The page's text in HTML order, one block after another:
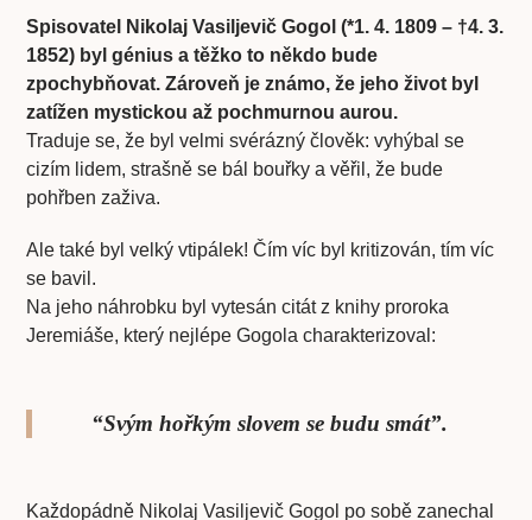
Spisovatel Nikolaj Vasiljevič Gogol (*1. 4. 1809 – †4. 3.
1852) byl génius a těžko to někdo bude
zpochybňovat. Zároveň je známo, že jeho život byl
zatížen mystickou až pochmurnou aurou.
Traduje se, že byl velmi svérázný člověk: vyhýbal se
cizím lidem, strašně se bál bouřky a věřil, že bude
pohřben zaživa.
Ale také byl velký vtipálek! Čím víc byl kritizován, tím víc
se bavil.
Na jeho náhrobku byl vytesán citát z knihy proroka
Jeremiáše, který nejlépe Gogola charakterizoval:
“Svým hořkým slovem se budu smát”.
Každopádně Nikolaj Vasiljevič Gogol po sobě zanechal